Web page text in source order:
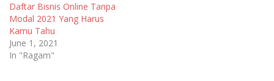
Daftar Bisnis Online Tanpa
Modal 2021 Yang Harus
Kamu Tahu
June 1, 2021
In "Ragam"